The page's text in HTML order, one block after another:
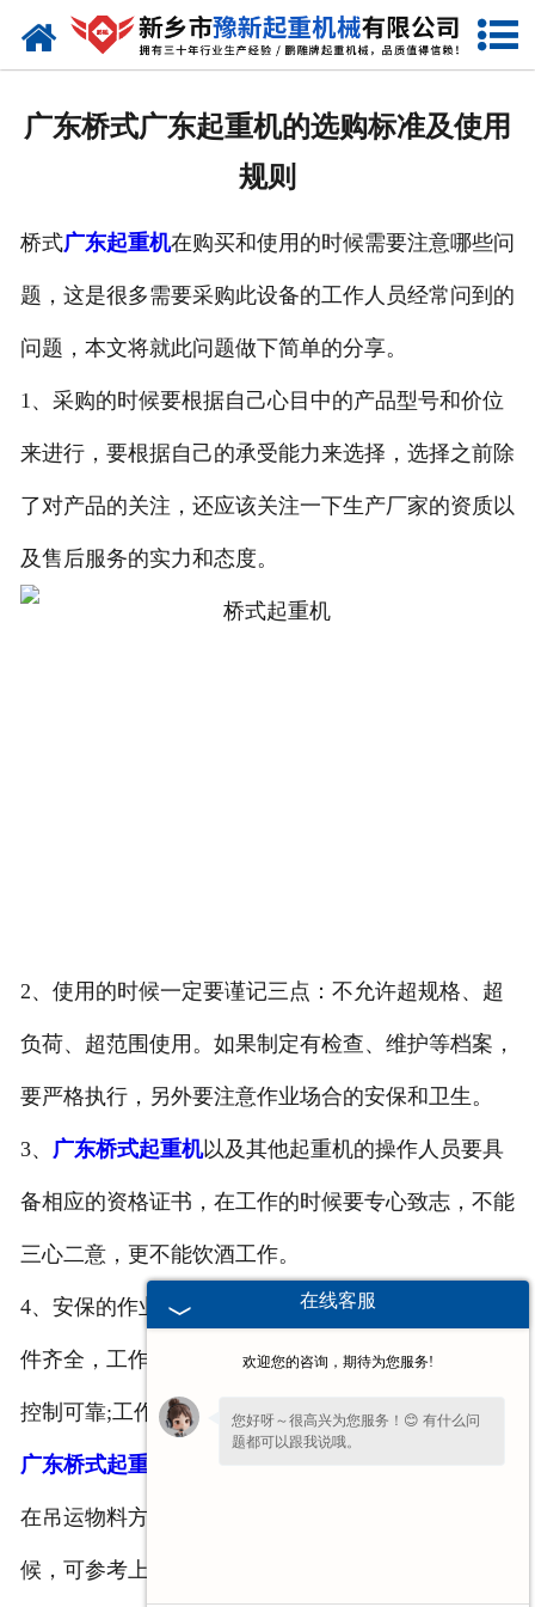
网站首页
资质荣誉
工程案例
联系我们
广东桥式广东起重机的选购标准及使用
规则
桥式广东起重机在购买和使用的时候需要注意哪些问
题，这是很多需要采购此设备的工作人员经常问到的
问题，本文将就此问题做下简单的分享。
1、采购的时候要根据自己心目中的产品型号和价位
来进行，要根据自己的承受能力来选择，选择之前除
了对产品的关注，还应该关注一下生产厂家的资质以
及售后服务的实力和态度。
2、使用的时候一定要谨记三点：不允许超规格、超
负荷、超范围使用。如果制定有检查、维护等档案，
要严格执行，另外要注意作业场合的安保和卫生。
3、 广东桥式起重机以及其他起重机的操作人员要具
备相应的资格证书，在工作的时候要专心致志，不能
三心二意，更不能饮酒工作。
4、安保的作业就是******起重机械运转正常，零部
件齐全，工作机构和安保装置工作可靠，操纵灵敏，
控制可靠;工作能力和作业效率在正常范围。
广东桥式起重机
在吊运物料方面有着自己的优势，选择和使用的时
候，可参考上述标准。
在线客服
欢迎您的咨询，期待为您服务!
您好呀～很高兴为您服务！😊 有什么问
题都可以跟我说哦。